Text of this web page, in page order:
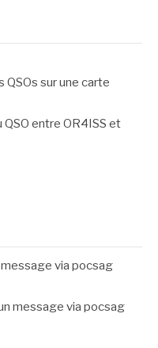
QSOs sur une carte
entre OR4ISS et
via pocsag
message via pocsag